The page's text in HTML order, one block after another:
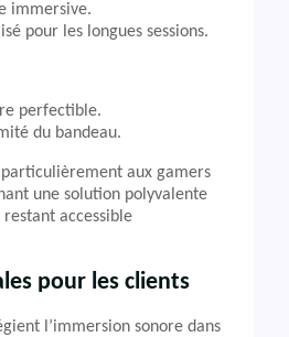
immersive.
pour les longues sessions.
perfectible.
du bandeau.
aux gamers
une solution polyvalente
accessible
pour les clients
l’immersion sonore dans